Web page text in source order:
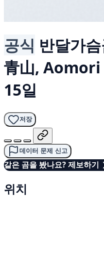
공식 반달가
青山, Aomori
15일
저장
데이터 문제 신고
같은 곰을 봤나요? 제보하기
위치